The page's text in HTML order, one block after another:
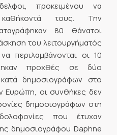
προκειμένου να
τους. Την
80 θάνατοι
του λειτουργήματός
περιλαμβάνονται οι 10
προχθές σε δύο
δημοσιογράφων στο
Ευρώπη, οι συνθήκες δεν
δημοσιογράφων στη
που έτυχαν
δημοσιογράφου Daphne